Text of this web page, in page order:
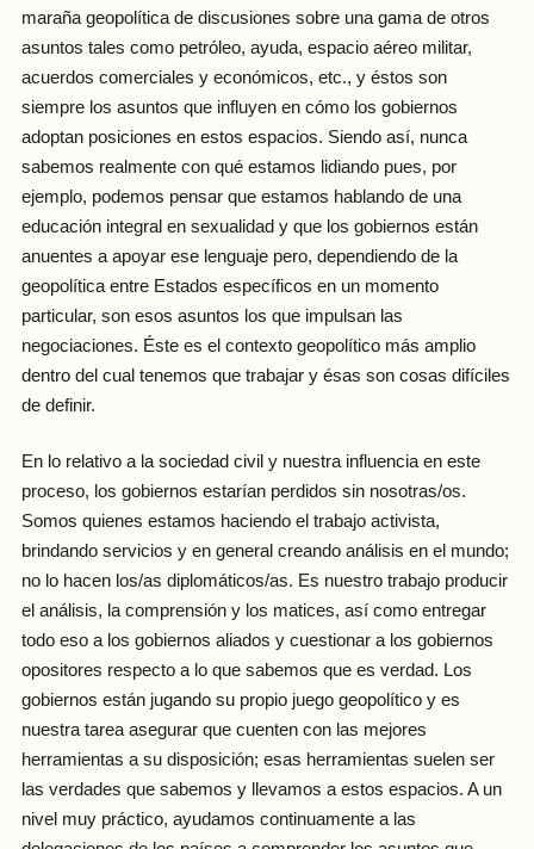
maraña geopolítica de discusiones sobre una gama de otros
asuntos tales como petróleo, ayuda, espacio aéreo militar,
acuerdos comerciales y económicos, etc., y éstos son
siempre los asuntos que influyen en cómo los gobiernos
adoptan posiciones en estos espacios. Siendo así, nunca
sabemos realmente con qué estamos lidiando pues, por
ejemplo, podemos pensar que estamos hablando de una
educación integral en sexualidad y que los gobiernos están
anuentes a apoyar ese lenguaje pero, dependiendo de la
geopolítica entre Estados específicos en un momento
particular, son esos asuntos los que impulsan las
negociaciones. Éste es el contexto geopolítico más amplio
dentro del cual tenemos que trabajar y ésas son cosas difíciles
de definir.
En lo relativo a la sociedad civil y nuestra influencia en este
proceso, los gobiernos estarían perdidos sin nosotras/os.
Somos quienes estamos haciendo el trabajo activista,
brindando servicios y en general creando análisis en el mundo;
no lo hacen los/as diplomáticos/as. Es nuestro trabajo producir
el análisis, la comprensión y los matices, así como entregar
todo eso a los gobiernos aliados y cuestionar a los gobiernos
opositores respecto a lo que sabemos que es verdad. Los
gobiernos están jugando su propio juego geopolítico y es
nuestra tarea asegurar que cuenten con las mejores
herramientas a su disposición; esas herramientas suelen ser
las verdades que sabemos y llevamos a estos espacios. A un
nivel muy práctico, ayudamos continuamente a las